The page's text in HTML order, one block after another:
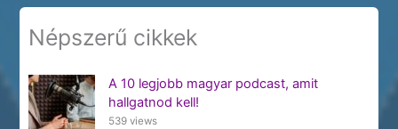
Népszerű cikkek
A 10 legjobb magyar podcast, amit
hallgatnod kell!
539 views